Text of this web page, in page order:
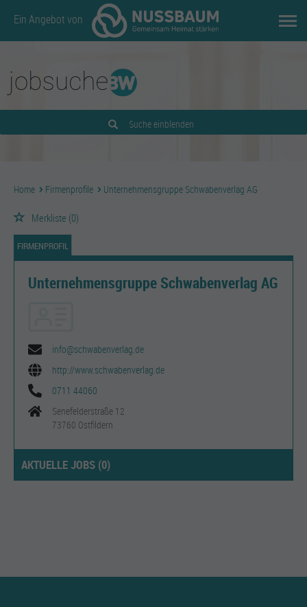
Ein Angebot von
Suche einblenden
Home Firmenprofile Unternehmensgruppe Schwabenverlag AG
Merkliste (0)
FIRMENPROFIL
Unternehmensgruppe Schwabenverlag AG
info@schwabenverlag.de
http://www.schwabenverlag.de
0711 44060
Senefelderstraße 12
73760 Ostfildern
AKTUELLE JOBS (0)